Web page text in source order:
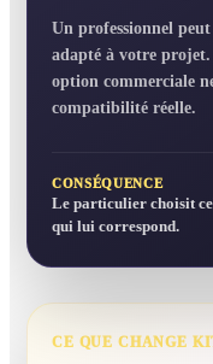
Un professionnel
adapté à votre
option commerciale
compatibilité réelle.
CONSÉQUENCE
Le particulier choisit
qui lui correspond.
CE QUE CHANGE